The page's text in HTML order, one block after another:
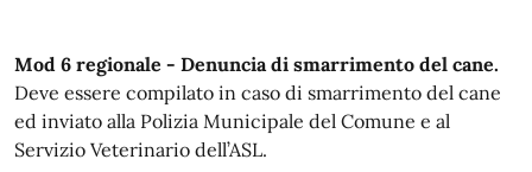
Mod 6 regionale - Denuncia di smarrimento del cane.
Deve essere compilato in caso di smarrimento del cane
ed inviato alla Polizia Municipale del Comune e al
Servizio Veterinario dell’ASL.